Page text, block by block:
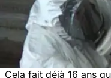
Cela fait déjà 16 ans